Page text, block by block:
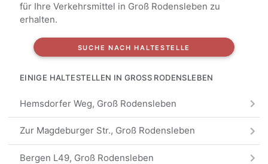
für Ihre Verkehrsmittel in Groß Rodensleben zu
erhalten.
SUCHE NACH HALTESTELLE
EINIGE HALTESTELLEN IN GROSS RODENSLEBEN
Hemsdorfer Weg, Groß Rodensleben
Zur Magdeburger Str., Groß Rodensleben
Bergen L49, Groß Rodensleben